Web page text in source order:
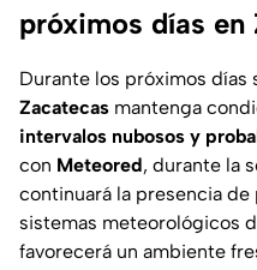
próximos días en
Durante los próximos días
Zacatecas mantenga
intervalos nubosos y
con Meteored, durante la
continuará la presencia
sistemas meteorológicos
favorecerá un ambiente